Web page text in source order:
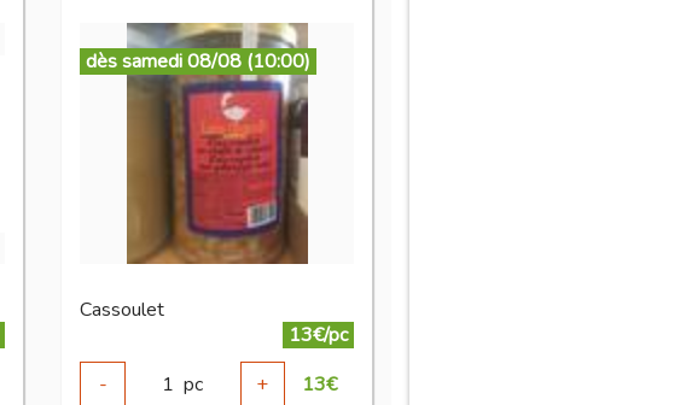
dès samedi 08/08 (10:00)
Cassoulet
13€/pc
-
1 pc + 13€